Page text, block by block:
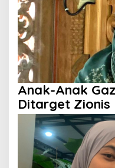
Anak-Anak
Ditarget Zionis
Anak Tak